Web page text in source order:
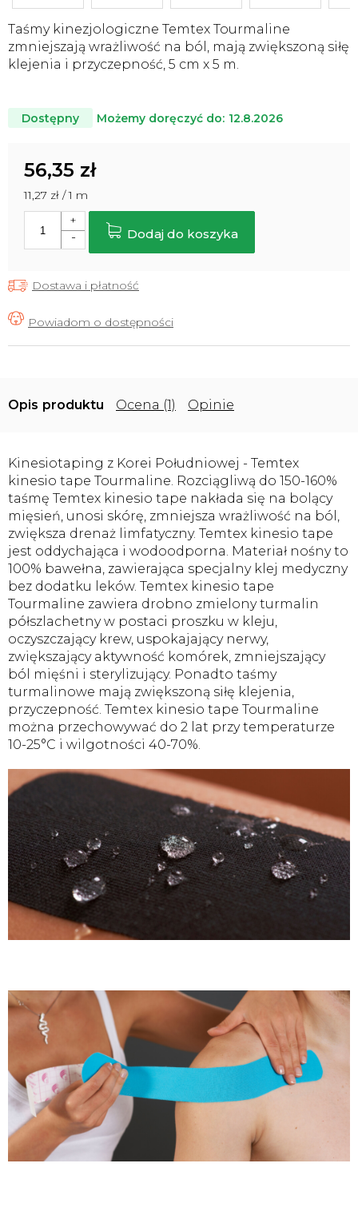
Dostępny Możemy doręczyć do: 12.8.2026
56,35 zł
Cena
jednostkowa:
11,27 zł / 1 m
Dodaj do koszyka
Taśmy kinezjologiczne Temtex Tourmaline
zmniejszają wrażliwość na ból, mają zwiększoną siłę
klejenia i przyczepność, 5 cm x 5 m.
Dostawa i płatność
Opis Ocena (1) Opinie
Kinesiotaping z Korei Południowej - Temtex
kinesio tape Tourmaline. Rozciągliwą do 150-160%
taśmę Temtex kinesio tape nakłada się na bolący
mięsień, unosi skórę, zmniejsza wrażliwość na ból,
zwiększa drenaż limfatyczny. Temtex kinesio tape
jest oddychająca i wodoodporna. Materiał nośny to
100% bawełna, zawierająca specjalny klej medyczny
bez dodatku leków. Temtex kinesio tape
Tourmaline zawiera drobno zmielony turmalin
półszlachetny w postaci proszku w kleju,
oczyszczający krew, uspokajający nerwy,
zwiększający aktywność komórek, zmniejszający
ból mięśni i sterylizujący. Ponadto taśmy
turmalinowe mają zwiększoną siłę klejenia,
przyczepność. Temtex kinesio tape Tourmaline
można przechowywać do 2 lat przy temperaturze
10-25°C i wilgotności 40-70%.